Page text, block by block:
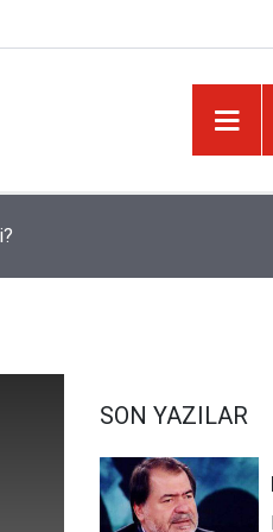
SON YAZILAR